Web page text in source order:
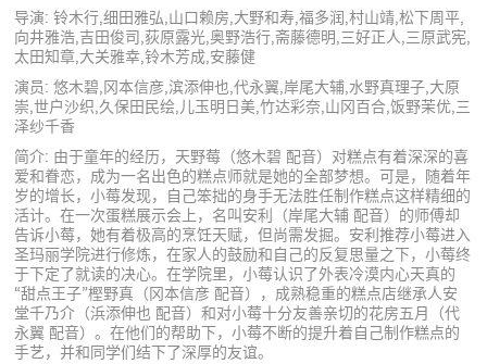
导演: 铃木行,细田雅弘,山口赖房,大野和寿,福多润,村山靖,松下周平,
向井雅浩,吉田俊司,荻原露光,奥野浩行,斋藤德明,三好正人,三原武宪,
太田知章,大关雅幸,铃木芳成,安藤健
演员: 悠木碧,冈本信彦,滨添伸也,代永翼,岸尾大辅,水野真理子,大原
崇,世户沙织,久保田民绘,儿玉明日美,竹达彩奈,山冈百合,饭野茉优,三
泽纱千香
简介: 由于童年的经历，天野莓（悠木碧 配音）对糕点有着深深的喜
爱和眷恋，成为一名出色的糕点师就是她的全部梦想。可是，随着年
岁的增长，小莓发现，自己笨拙的身手无法胜任制作糕点这样精细的
活计。在一次蛋糕展示会上，名叫安利（岸尾大辅 配音）的师傅却
告诉小莓，她有着极高的烹饪天赋，但尚需发掘。安利推荐小莓进入
圣玛丽学院进行修炼，在家人的鼓励和自己的反复思量之下，小莓终
于下定了就读的决心。在学院里，小莓认识了外表冷漠内心天真的
“甜点王子”樫野真（冈本信彦 配音），成熟稳重的糕点店继承人安
堂千乃介（浜添伸也 配音）和对小莓十分友善亲切的花房五月（代
永翼 配音）。在他们的帮助下，小莓不断的提升着自己制作糕点的
手艺，并和同学们结下了深厚的友谊。